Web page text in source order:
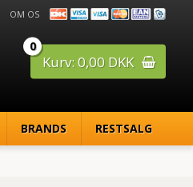
0
Kurv: 0,00 DKK
OM OS
BRANDS RESTSALG